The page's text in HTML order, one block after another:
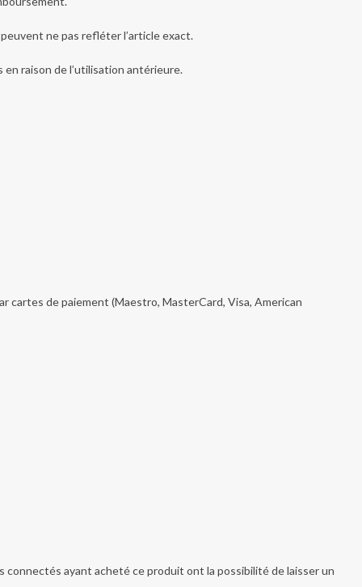
ne pas refléter l’article exact.
raison de l’utilisation antérieure.
cartes de paiement (Maestro, MasterCard, Visa, American
connectés ayant acheté ce produit ont la possibilité de laisser un